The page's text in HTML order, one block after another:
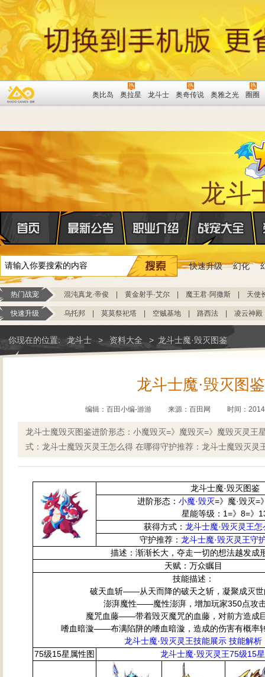
奥比岛 奥拉星 龙斗士 奥奇传说 奥雅之光 圈圈
龙斗
快速升级 幻化
热门战宠 混沌真龙·帝俊 黄金射手·艾尔 魔王君·阿撒斯 天使
快速升级 乌托邦 莫莫祭祀塔 空贼基地 路西法 凌云神殿
你现在的位置: 龙斗士 > 资料大全 > 龙斗士魔·毁灭图鉴
龙斗士魔·毁灭图鉴
编辑：百田小编-游游 来源： 百田网 时间：
龙斗士魔毁灭图鉴进阶形态：小魔毁灭=》魔毁灭=》魔毁灭灵王
式：龙斗士魔毁灭灵王怎么得 在哪得守护推荐：龙斗士魔毁灭灵
龙斗士魔·毁灭图鉴
进阶形态： 小魔·毁灭=》魔·毁灭=
星能等级：1=》8=》
获得方式： 龙斗士魔·毁灭灵王
守护推荐： 龙斗士魔·毁灭灵王守
描述：渐渐长大，夺走一切的想法越发成
天赋：万众瞩目
技能描述：
破天血斩——从天而降的破天之斩，凝聚成灭世
澎湃魔性——魔性澎湃，增加玩家350点攻
魔咒血藤——带着毁灭魔咒的血藤，对前方造成
嗜血暗漩——布满陷阱的嗜血暗漩，造成的伤害有概率
龙斗士魔·毁灭灵王技能展示 技能解析
75级15星属性图
龙斗士魔·毁灭灵王75级15